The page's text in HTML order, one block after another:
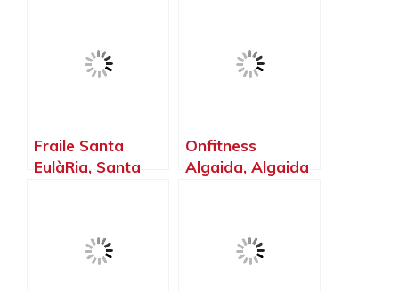
Fraile Santa
EulàRia, Santa
Onfitness
Algaida, Algaida